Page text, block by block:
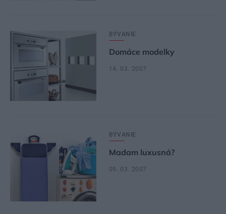
BÝVANIE
Domáce modelky
14. 03. 2007
BÝVANIE
Madam luxusná?
09. 03. 2007